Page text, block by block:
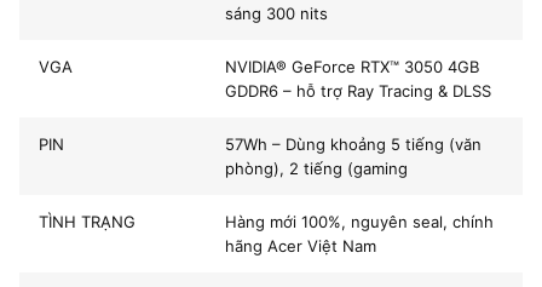
15.6 inch Full HD (144Hz, IPS)
Hệ điều hành: Windows 11 bản quyền
sáng 300 nits
VGA
NVIDIA® GeForce RTX™ 3050 4GB
GDDR6 – hỗ trợ Ray Tracing & DLSS
PIN
57Wh – Dùng khoảng 5 tiếng (văn
phòng), 2 tiếng (gaming
TÌNH TRẠNG
Hàng mới 100%, nguyên seal, chính
hãng Acer Việt Nam